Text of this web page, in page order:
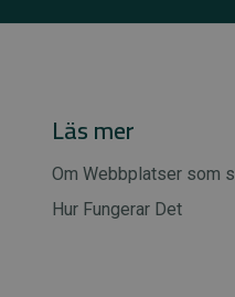
Läs mer
Om Webbplatser som
Hur Fungerar Det